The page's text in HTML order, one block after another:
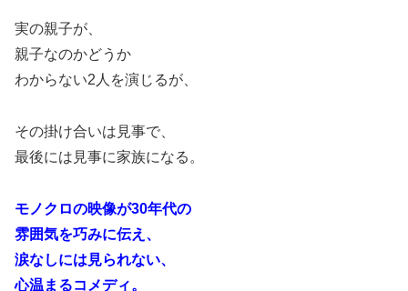
実の親子が、
親子なのかどうか
わからない2人を演じるが、
その掛け合いは見事で、
最後には見事に家族になる。
モノクロの映像が30年代の
雰囲気を巧みに伝え、
涙なしには見られない、
心温まるコメディ。